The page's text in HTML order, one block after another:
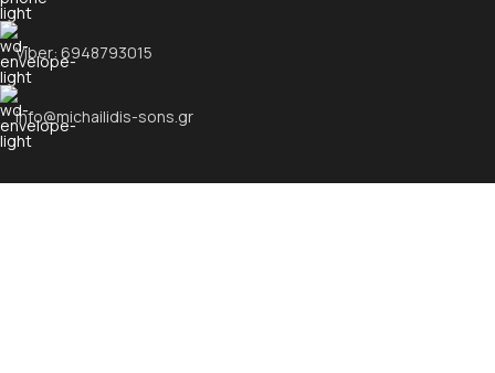
Viber: 6948793015
info@michailidis-sons.gr